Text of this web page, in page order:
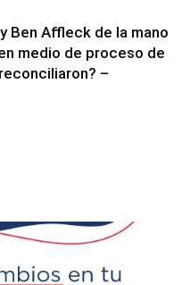
Ben Affleck de la mano
medio de proceso de
–